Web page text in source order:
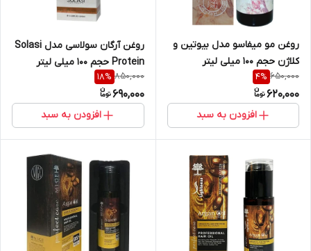
روغن مو میفاسو مدل بیوتین و
کلاژن حجم 100 میلی لیتر
650,000
4%
620,000
افزودن به سبد
روغن آرگان سولاسی مدل Solasi
Protein حجم 100 میلی لیتر
850,000
18%
690,000
افزودن به سبد